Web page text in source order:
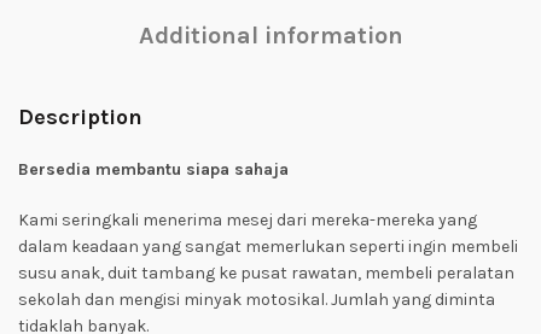
Additional information
Description
Bersedia membantu siapa sahaja
Kami seringkali menerima mesej dari mereka-mereka yang
dalam keadaan yang sangat memerlukan seperti ingin membeli
susu anak, duit tambang ke pusat rawatan, membeli peralatan
sekolah dan mengisi minyak motosikal. Jumlah yang diminta
tidaklah banyak.